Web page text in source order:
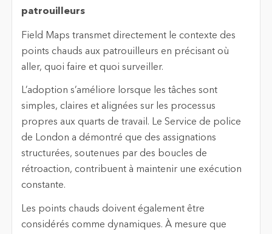
patrouilleurs
Field Maps transmet directement le contexte des
points chauds aux patrouilleurs en précisant où
aller, quoi faire et quoi surveiller.
L’adoption s’améliore lorsque les tâches sont
simples, claires et alignées sur les processus
propres aux quarts de travail. Le Service de police
de London a démontré que des assignations
structurées, soutenues par des boucles de
rétroaction, contribuent à maintenir une exécution
constante.
Les points chauds doivent également être
considérés comme dynamiques. À mesure que